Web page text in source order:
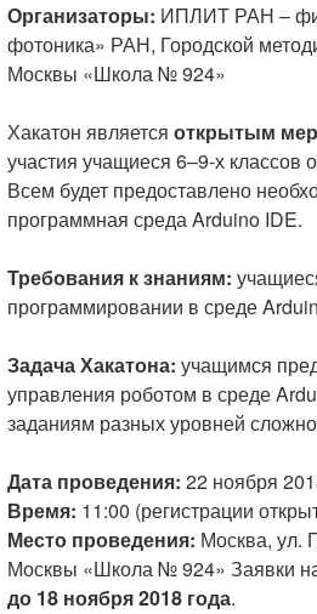
Организаторы: ИПЛИТ РАН –
фотоника» РАН, Городской
Москвы «Школа № 924»
Хакатон является открытым
участия учащиеся 6–9-х
Всем будет предоставлено
программная среда Arduino IDE.
Требования к знаниям:
программировании в среде
Задача Хакатона: учащимся
управления роботом в среде
заданиям разных уровней
Дата проведения: 22 ноября
Время: 11:00 (регистрации
Место проведения: Москва, ул.
Москвы «Школа № 924» Заявки
до 18 ноября 2018 года.